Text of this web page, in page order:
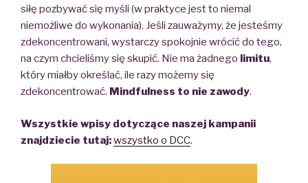
siłę pozbywać się myśli (w praktyce jest to niemal
niemożliwe do wykonania). Jeśli zauważymy, że jesteśmy
zdekoncentrowani, wystarczyspokojnie wrócićdo tego,
na czym chcieliśmy się skupić. Nie ma żadnego limitu,
który miałby określać, ile razy możemy się
zdekoncentrować. Mindfulness to nie zawody.
Wszystkie wpisy dotyczące naszej kampanii
znajdziecie tutaj:wszystko o DCC.